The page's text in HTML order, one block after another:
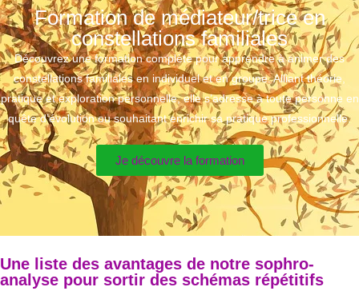
Formation de médiateur/trice en
constellations familiales
Découvrez une formation complète pour apprendre à animer des
constellations familiales en individuel et en groupe. Alliant théorie,
pratique et exploration personnelle, elle s’adresse à toute personne en
quête d’évolution ou souhaitant enrichir sa pratique professionnelle.
Je découvre la formation
Une liste des avantages de notre sophro-
analyse pour sortir des schémas répétitifs